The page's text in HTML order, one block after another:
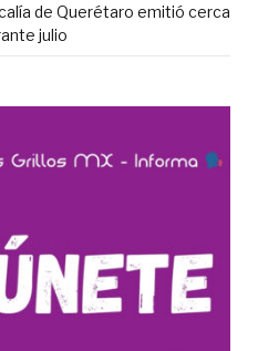
de Querétaro emitió cerca
julio